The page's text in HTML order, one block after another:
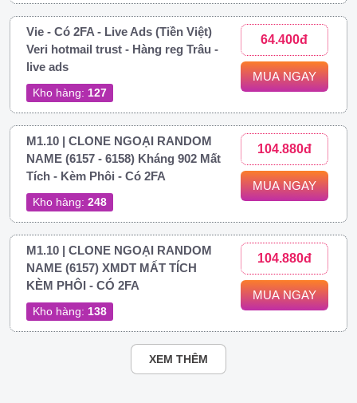
Vie - Có 2FA - Live Ads (Tiền Việt)
Veri hotmail trust - Hàng reg Trâu -
live ads
Kho hàng: 127
64.400đ
MUA NGAY
M1.10 | CLONE NGOẠI RANDOM
NAME (6157 - 6158) Kháng 902 Mất
Tích - Kèm Phôi - Có 2FA
Kho hàng: 248
104.880đ
MUA NGAY
M1.10 | CLONE NGOẠI RANDOM
NAME (6157) XMDT MẤT TÍCH
KÈM PHÔI - CÓ 2FA
Kho hàng: 138
104.880đ
MUA NGAY
XEM THÊM